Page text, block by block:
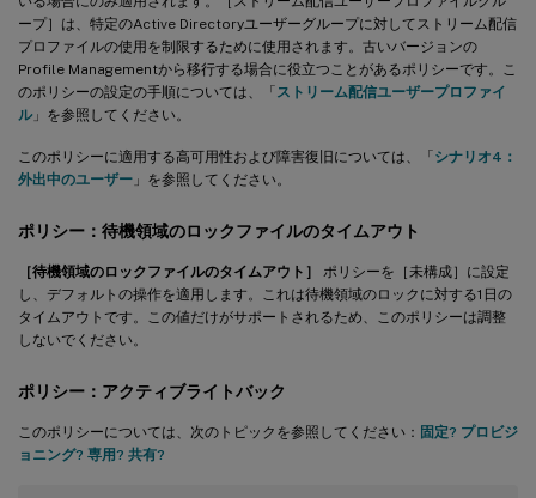
ープ］は、特定のActive Directoryユーザーグループに対してストリーム配信
プロファイルの使用を制限するために使用されます。古いバージョンの
Profile Managementから移行する場合に役立つことがあるポリシーです。こ
のポリシーの設定の手順については、「 ストリーム配信ユーザープロファイ
ル」を参照してください。
このポリシーに適用する高可用性および障害復旧については、「シナリオ4：
外出中のユーザー 」を参照してください。
ポリシー：待機領域のロックファイルのタイムアウト
［待機領域のロックファイルのタイムアウト］
ポリシーを［未構成］に設定
し、デフォルトの操作を適用します。これは待機領域のロックに対する1日の
タイムアウトです。この値だけがサポートされるため、このポリシーは調整
しないでください。
ポリシー：アクティブライトバック
このポリシーについては、次のトピックを参照してください： 固定? プロビジ
ョニング? 専用? 共有?